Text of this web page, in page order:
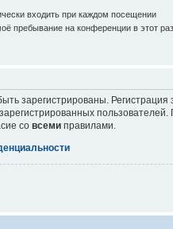
входить при каждом посещении
пребывание на конференции в этот раз
зарегистрированы.
со всеми правилами.